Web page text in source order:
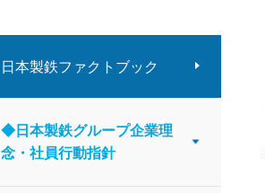
日本製鉄ファクトブック
◆日本製鉄グループ企業理
念・社員行動指針